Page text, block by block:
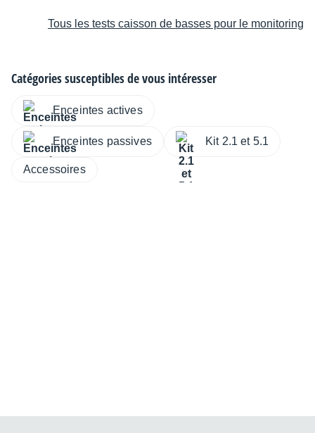
Tous les tests caisson de basses pour le monitoring
Catégories susceptibles de vous intéresser
Enceintes actives
Enceintes passives Kit 2.1 et 5.1
Accessoires